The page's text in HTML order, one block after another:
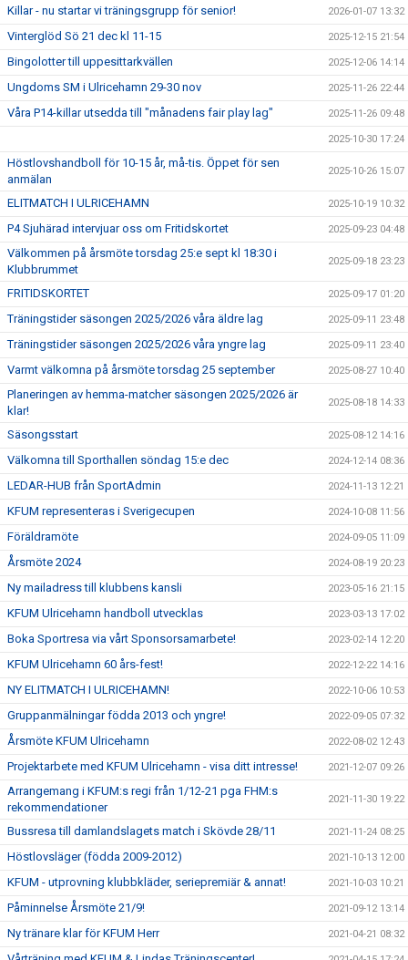
Killar - nu startar vi träningsgrupp för senior! 2026-01-07 13:32
Vinterglöd Sö 21 dec kl 11-15 2025-12-15 21:54
Bingolotter till uppesittarkvällen 2025-12-06 14:14
Ungdoms SM i Ulricehamn 29-30 nov 2025-11-26 22:44
Våra P14-killar utsedda till "månadens fair play lag" 2025-11-26 09:48
2025-10-30 17:24
Höstlovshandboll för 10-15 år, må-tis. Öppet för sen
anmälan
2025-10-26 15:07
ELITMATCH I ULRICEHAMN 2025-10-19 10:32
P4 Sjuhärad intervjuar oss om Fritidskortet 2025-09-23 04:48
Välkommen på årsmöte torsdag 25:e sept kl 18:30 i
Klubbrummet
2025-09-18 23:23
FRITIDSKORTET 2025-09-17 01:20
Träningstider säsongen 2025/2026 våra äldre lag 2025-09-11 23:48
Träningstider säsongen 2025/2026 våra yngre lag 2025-09-11 23:40
Varmt välkomna på årsmöte torsdag 25 september 2025-08-27 10:40
Planeringen av hemma-matcher säsongen 2025/2026 är
klar!
2025-08-18 14:33
Säsongsstart 2025-08-12 14:16
Välkomna till Sporthallen söndag 15:e dec 2024-12-14 08:36
LEDAR-HUB från SportAdmin 2024-11-13 12:21
KFUM representeras i Sverigecupen 2024-10-08 11:56
Föräldramöte 2024-09-05 11:09
Årsmöte 2024 2024-08-19 20:23
Ny mailadress till klubbens kansli 2023-05-16 21:15
KFUM Ulricehamn handboll utvecklas 2023-03-13 17:02
Boka Sportresa via vårt Sponsorsamarbete! 2023-02-14 12:20
KFUM Ulricehamn 60 års-fest! 2022-12-22 14:16
NY ELITMATCH I ULRICEHAMN! 2022-10-06 10:53
Gruppanmälningar födda 2013 och yngre! 2022-09-05 07:32
Årsmöte KFUM Ulricehamn 2022-08-02 12:43
Projektarbete med KFUM Ulricehamn - visa ditt intresse! 2021-12-07 09:26
Arrangemang i KFUM:s regi från 1/12-21 pga FHM:s
rekommendationer
2021-11-30 19:22
Bussresa till damlandslagets match i Skövde 28/11 2021-11-24 08:25
Höstlovsläger (födda 2009-2012) 2021-10-13 12:00
KFUM - utprovning klubbkläder, seriepremiär & annat! 2021-10-03 10:21
Påminnelse Årsmöte 21/9! 2021-09-12 13:14
Ny tränare klar för KFUM Herr 2021-04-21 08:32